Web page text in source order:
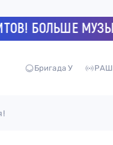
БОЛЬШЕ МУЗЫКИ!
Бригада У РАШ